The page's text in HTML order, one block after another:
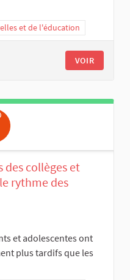
et de l'éducation
VOIR
collèges et
rythme des
et adolescentes ont
plus tardifs que les